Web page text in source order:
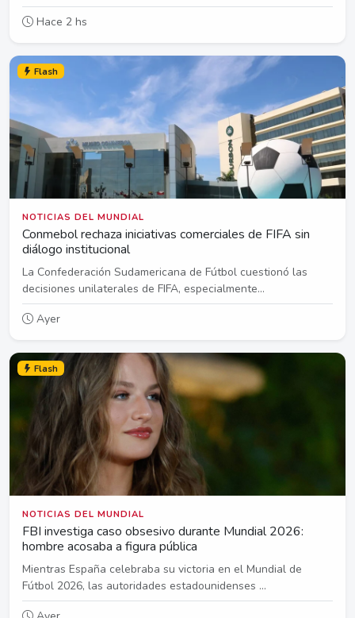
Hace 2 hs
Flash
NOTICIAS DEL MUNDIAL
Conmebol rechaza iniciativas comerciales de FIFA sin
diálogo institucional
La Confederación Sudamericana de Fútbol cuestionó las
decisiones unilaterales de FIFA, especialmente...
Ayer
Flash
NOTICIAS DEL MUNDIAL
FBI investiga caso obsesivo durante Mundial 2026:
hombre acosaba a figura pública
Mientras España celebraba su victoria en el Mundial de
Fútbol 2026, las autoridades estadounidenses ...